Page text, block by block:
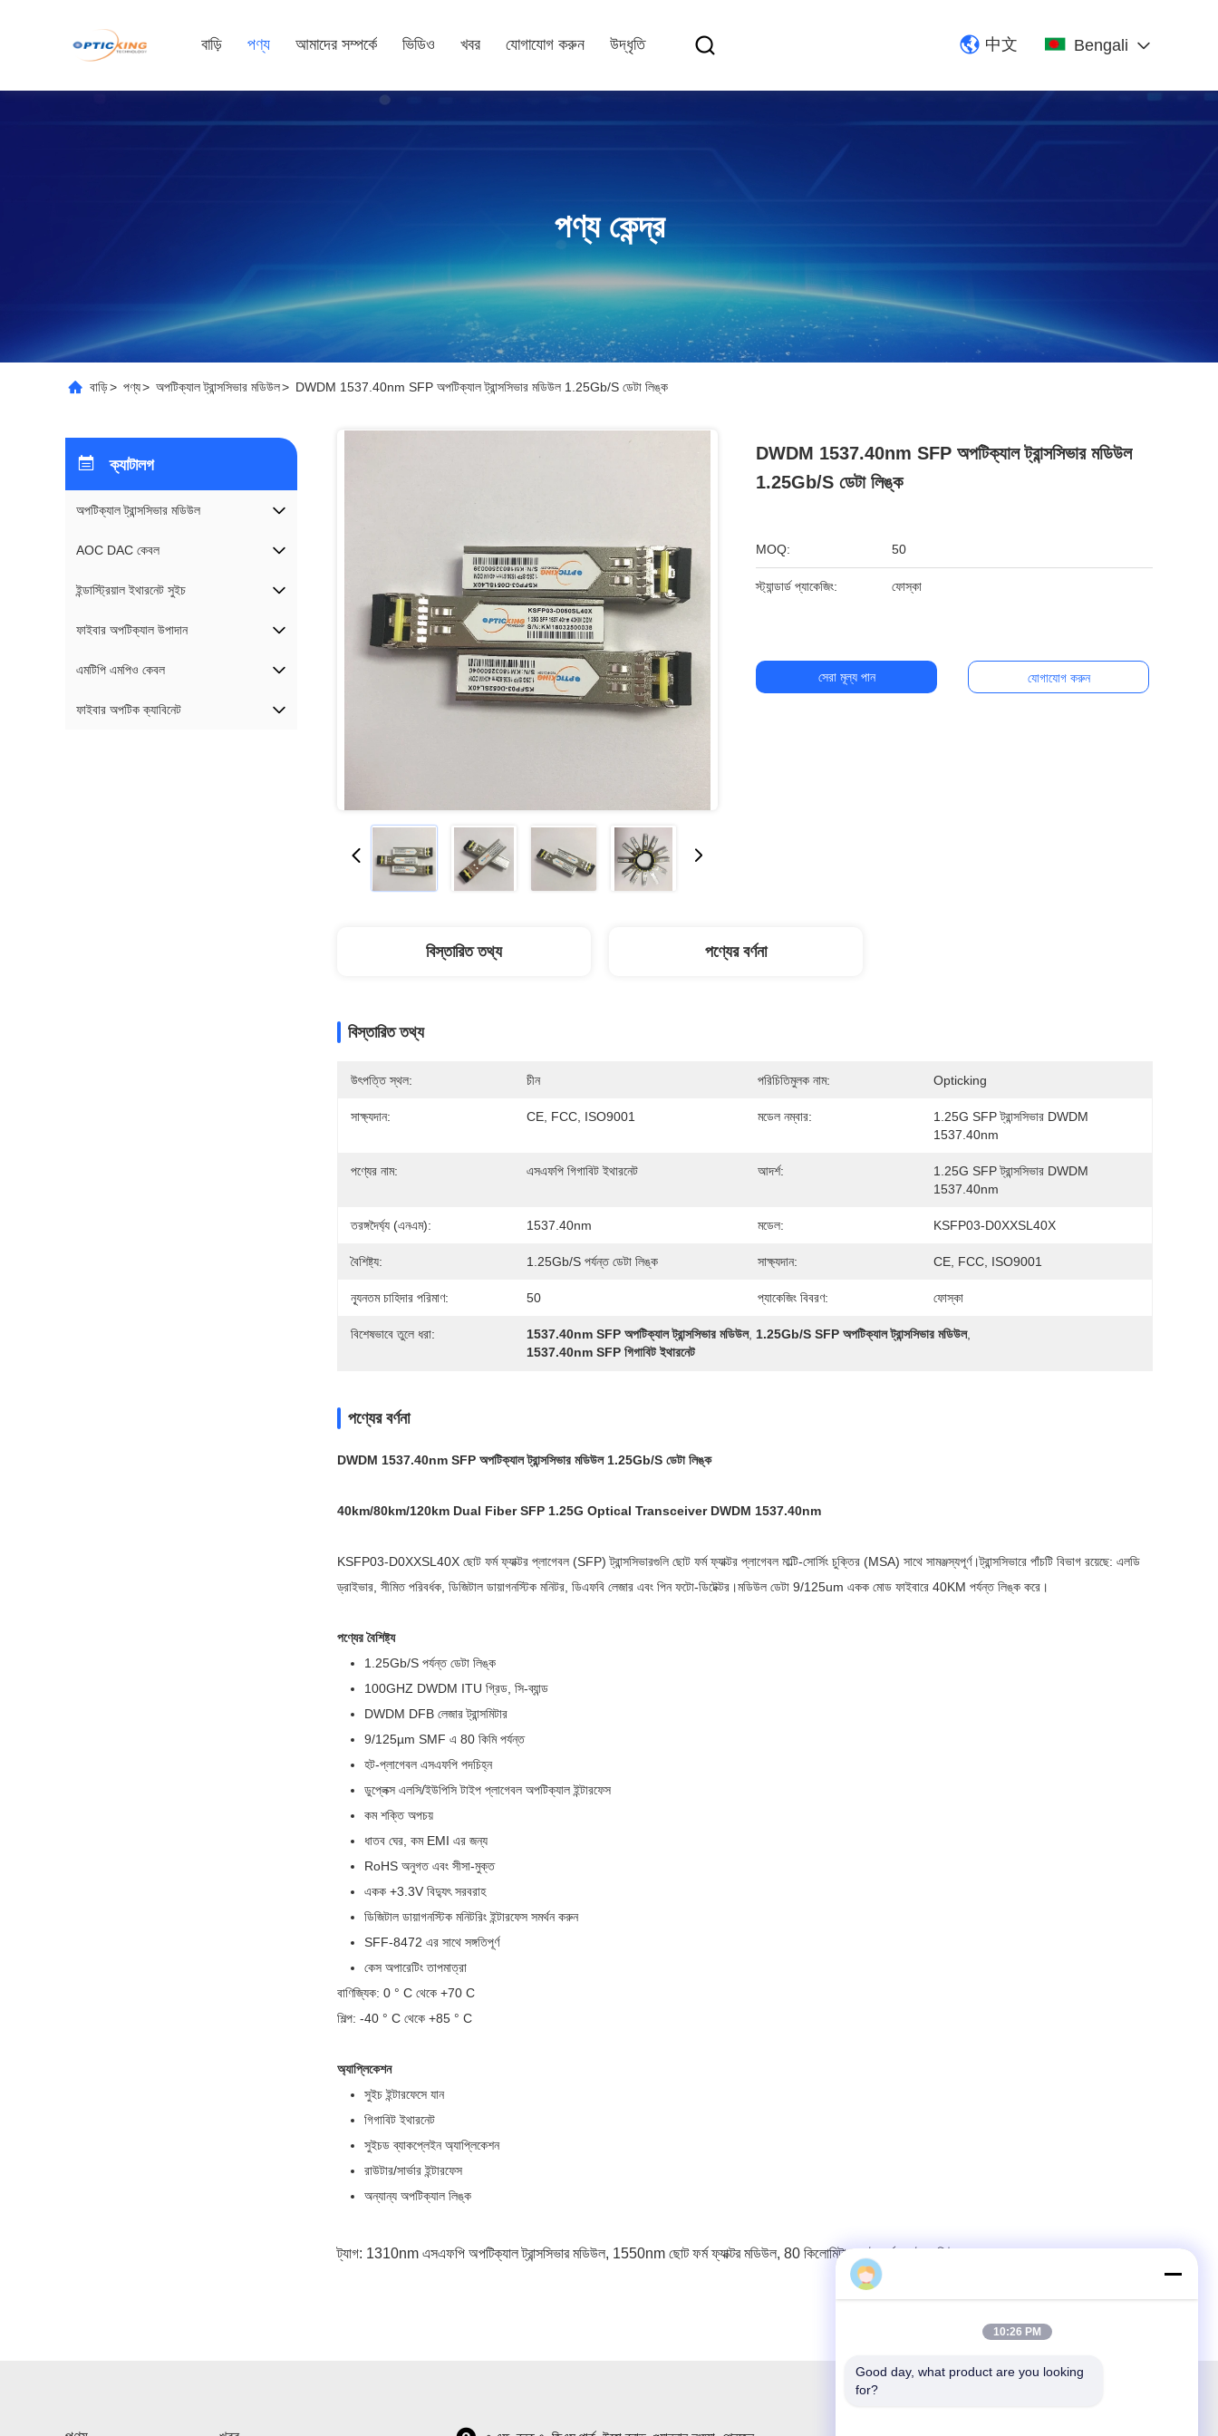
বাড়ি পণ্য আমাদের সম্পর্কে ভিডিও খবর যোগাযোগ করুন উদ্ধৃতি 中文 Bengali
পণ্য কেন্দ্র
বাড়ি> পণ্য> অপটিক্যাল ট্রান্সসিভার মডিউল> DWDM 1537.40nm SFP অপটিক্যাল ট্রান্সসিভার মডিউল 1.25Gb/S ডেটা লিঙ্ক
ক্যাটালগ
অপটিক্যাল ট্রান্সসিভার মডিউল
AOC DAC কেবল
ইন্ডাস্ট্রিয়াল ইথারনেট সুইচ
ফাইবার অপটিক্যাল উপাদান
এমটিপি এমপিও কেবল
ফাইবার অপটিক ক্যাবিনেট
DWDM 1537.40nm SFP অপটিক্যাল ট্রান্সসিভার মডিউল
1.25Gb/S ডেটা লিঙ্ক
MOQ: 50
স্ট্যান্ডার্ড প্যাকেজিং: ফোস্কা
সেরা মূল্য পান যোগাযোগ করুন
বিস্তারিত তথ্য পণ্যের বর্ণনা
বিস্তারিত তথ্য
উৎপত্তি স্থল: চীন পরিচিতিমুলক নাম: Opticking
সাক্ষ্যদান: CE, FCC, ISO9001 মডেল নম্বার:
1.25G SFP ট্রান্সসিভার DWDM
1537.40nm
পণ্যের নাম: এসএফপি গিগাবিট ইথারনেট আদর্শ:
1.25G SFP ট্রান্সসিভার DWDM
1537.40nm
তরঙ্গদৈর্ঘ্য (এনএম): 1537.40nm মডেল: KSFP03-D0XXSL40X
বৈশিষ্ট্য: 1.25Gb/s পর্যন্ত ডেটা লিঙ্ক সাক্ষ্যদান: CE, FCC, ISO9001
ন্যূনতম চাহিদার পরিমাণ: 50 প্যাকেজিং বিবরণ: ফোস্কা
বিশেষভাবে তুলে ধরা: 1537.40nm SFP অপটিক্যাল ট্রান্সসিভার মডিউল, 1.25Gb/S SFP অপটিক্যাল ট্রান্সসিভার মডিউল,
1537.40nm SFP গিগাবিট ইথারনেট
পণ্যের বর্ণনা
DWDM 1537.40nm SFP অপটিক্যাল ট্রান্সসিভার মডিউল 1.25Gb/S ডেটা লিঙ্ক
40km/80km/120km Dual Fiber SFP 1.25G Optical Transceiver DWDM 1537.40nm
KSFP03-D0XXSL40X ছোট ফর্ম ফ্যাক্টর প্লাগেবল (SFP) ট্রান্সসিভারগুলি ছোট ফর্ম ফ্যাক্টর প্লাগেবল মাল্টি-সোর্সিং চুক্তির (MSA) সাথে সামঞ্জস্যপূর্ণ।ট্রান্সসিভারে পাঁচটি বিভাগ রয়েছে: এলডি
ড্রাইভার, সীমিত পরিবর্ধক, ডিজিটাল ডায়াগনস্টিক মনিটর, ডিএফবি লেজার এবং পিন ফটো-ডিটেক্টর।মডিউল ডেটা 9/125um একক মোড ফাইবারে 40KM পর্যন্ত লিঙ্ক করে।
পণ্যের বৈশিষ্ট্য
1.25Gb/s পর্যন্ত ডেটা লিঙ্ক
100GHZ DWDM ITU গ্রিড, সি-ব্যান্ড
DWDM DFB লেজার ট্রান্সমিটার
9/125µm SMF এ 80 কিমি পর্যন্ত
হট-প্লাগেবল এসএফপি পদচিহ্ন
ডুপ্লেক্স এলসি/ইউপিসি টাইপ প্লাগেবল অপটিক্যাল ইন্টারফেস
কম শক্তি অপচয়
ধাতব ঘের, কম EMI এর জন্য
RoHS অনুগত এবং সীসা-মুক্ত
একক +3.3V বিদ্যুৎ সরবরাহ
ডিজিটাল ডায়াগনস্টিক মনিটরিং ইন্টারফেস সমর্থন করুন
SFF-8472 এর সাথে সঙ্গতিপূর্ণ
কেস অপারেটিং তাপমাত্রা
বাণিজ্যিক: 0 ° C থেকে +70 C
শিল্প: -40 ° C থেকে +85 ° C
অ্যাপ্লিকেশন
সুইচ ইন্টারফেসে যান
গিগাবিট ইথারনেট
সুইচড ব্যাকপ্লেইন অ্যাপ্লিকেশন
রাউটার/সার্ভার ইন্টারফেস
অন্যান্য অপটিক্যাল লিঙ্ক
ট্যাগ: 1310nm এসএফপি অপটিক্যাল ট্রান্সসিভার মডিউল, 1550nm ছোট ফর্ম ফ্যাক্টর মডিউল, 80 কিলোমিটার ছোট ফর্ম ফ্যাক্টর মডিউল
10:26 PM
Good day, what product are you looking
for?